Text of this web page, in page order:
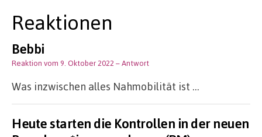
Reaktionen
Bebbi
Reaktion vom 9. Oktober 2022 – Antwort
Was inzwischen alles Nahmobilität ist …
Heute starten die Kontrollen in der neuen